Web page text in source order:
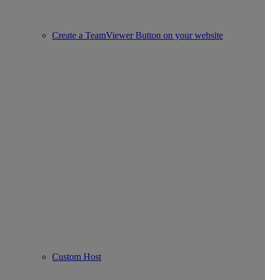
Create a TeamViewer Button on your website
Custom Host